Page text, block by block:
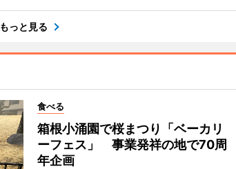
もっと見る
食べる
箱根小涌園で桜まつり「ベーカリ
ーフェス」 事業発祥の地で70周
年企画